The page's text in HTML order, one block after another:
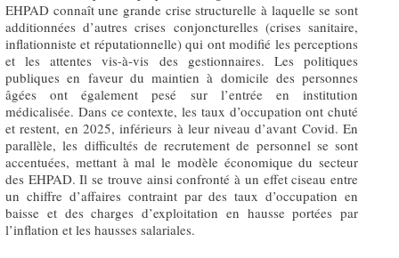
EHPAD connaît une grande crise structurelle à laquelle se sont
additionnées d’autres crises conjoncturelles (crises sanitaire,
inflationniste et réputationnelle) qui ont modifié les perceptions
et les attentes vis-à-vis des gestionnaires. Les politiques
publiques en faveur du maintien à domicile des personnes
âgées ont également pesé sur l’entrée en institution
médicalisée. Dans ce contexte, les taux d’occupation ont chuté
et restent, en 2025, inférieurs à leur niveau d’avant Covid. En
parallèle, les difficultés de recrutement de personnel se sont
accentuées, mettant à mal le modèle économique du secteur
des EHPAD. Il se trouve ainsi confronté à un effet ciseau entre
un chiffre d’affaires contraint par des taux d’occupation en
baisse et des charges d’exploitation en hausse portées par
l’inflation et les hausses salariales.